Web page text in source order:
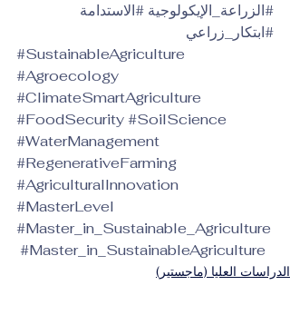
#الزراعة_الإيكولوجية #الاستدامة
#ابتكار_زراعي
#SustainableAgriculture
#Agroecology
#ClimateSmartAgriculture
#FoodSecurity#SoilScience
#WaterManagement
#RegenerativeFarming
#AgriculturalInnovation
#MasterLevel
#Master_in_Sustainable_Agriculture
#Master_in_SustainableAgriculture
الدراسات العليا (ماجستير)